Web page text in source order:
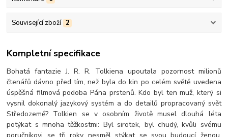
Související zboží 2
Kompletní specifikace
Bohatá fantazie J. R. R. Tolkiena upoutala pozornost milionů
čtenářů dávno před tím, než byla do kin po celém světě uvedena
úspěšná filmová podoba Pána prstenů. Kdo byl ten muž, který si
vysnil dokonalý jazykový systém a do detailů propracovaný svět
Středozemě? Tolkien se v osobním životě musel dlouhá léta
potýkat s mnoha těžkostmi: Byl sirotek, byl chudý, kvůli svému